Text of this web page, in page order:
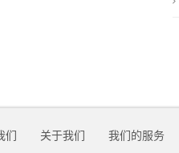
们 关于我们 我们的服务